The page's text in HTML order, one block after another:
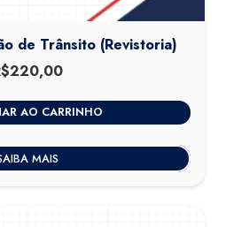
de Trânsito (Revistoria)
220,00
AO CARRINHO
MAIS